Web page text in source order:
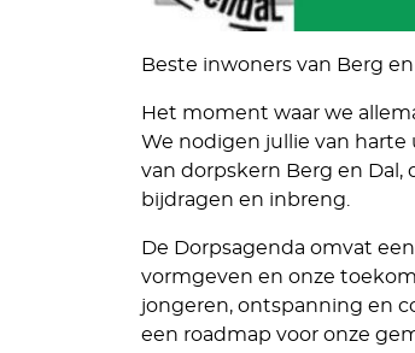
Beste inwoners van Berg en
Het moment waar we
We nodigen jullie van harte
van dorpskern Berg en
bijdragen en inbreng.
De Dorpsagenda omvat
vormgeven en onze
jongeren, ontspanning en
een roadmap voor onze